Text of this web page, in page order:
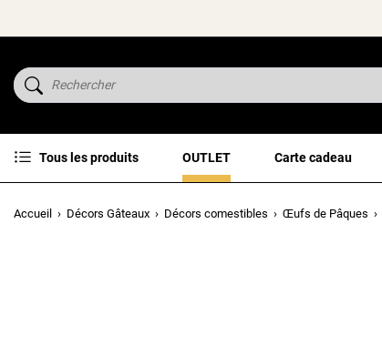
Tous les produits OUTLET Carte cadeau
Accueil Décors Gâteaux Décors comestibles Œufs de Pâques